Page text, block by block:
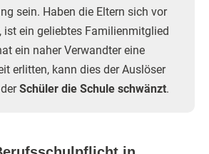
sein. Haben die Eltern sich vor
ist ein geliebtes Familienmitglied
ein naher Verwandter eine
erlitten, kann dies der Auslöser
Schüler die Schule schwänzt.